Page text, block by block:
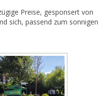
Preise, gesponsert von
sich, passend zum sonnigen